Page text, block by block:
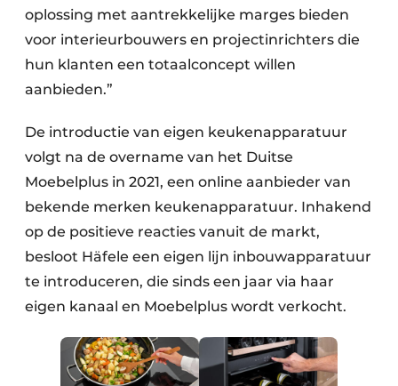
oplossing met aantrekkelijke marges bieden
voor interieurbouwers en projectinrichters die
hun klanten een totaalconcept willen
aanbieden.”
De introductie van eigen keukenapparatuur
volgt na de overname van het Duitse
Moebelplus in 2021, een online aanbieder van
bekende merken keukenapparatuur. Inhakend
op de positieve reacties vanuit de markt,
besloot Häfele een eigen lijn inbouwapparatuur
te introduceren, die sinds een jaar via haar
eigen kanaal en Moebelplus wordt verkocht.